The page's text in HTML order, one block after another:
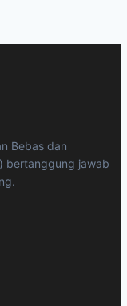
Bebas dan
bertanggung jawab